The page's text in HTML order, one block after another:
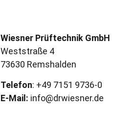
Wiesner Prüftechnik GmbH
Weststraße 4
73630 Remshalden
Telefon: +49 7151 9736-0
E-Mail: info@drwiesner.de